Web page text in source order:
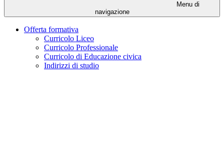
Menu di
navigazione
Offerta formativa
Curricolo Liceo
Curricolo Professionale
Curricolo di Educazione civica
Indirizzi di studio